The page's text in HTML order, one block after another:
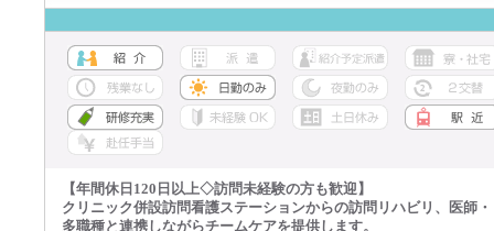
【年間休日120日以上◇訪問未経験の方も歓迎】
クリニック併設訪問看護ステーションからの訪問リハビリ、医師・
多職種と連携しながらチームケアを提供します。